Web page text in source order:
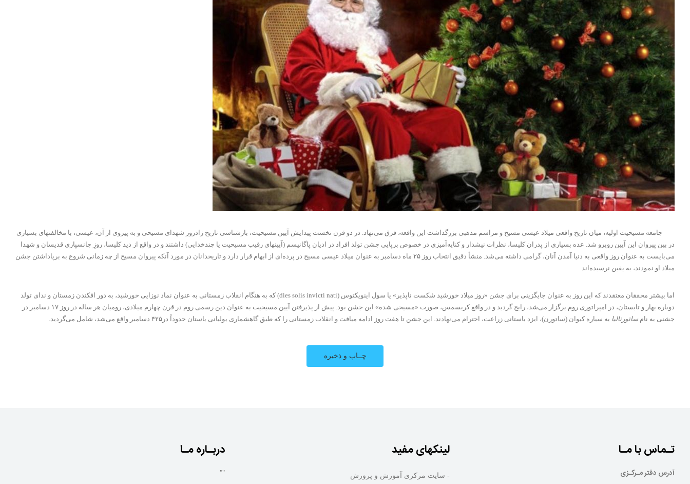
جامعه مسیحیت اولیه، میان تاریخ واقعی میلاد عیسی مسیح و مراسم مذهبی بزرگداشت این واقعه، فرق می‌نهاد. در دو قرن نخست پیدایش آیین مسیحیت، بازشناسی تاریخ زادروز شهدای مسیحی و به پیروی از آن، عیسی، با مخالفتهای بسیاری
در بین پیروان این آیین روبرو شد. عده بسیاری از پدران کلیسا، نظرات نیشدار و کنایه‌آمیزی در خصوص برپایی جشن تولد افراد در ادیان پاگانیسم (آیینهای رقیب مسیحیت یا چندخدایی) داشتند و در واقع از دید کلیسا، روزِ جانسپاری قدیسان و شهدا
می‌بایست به عنوان روز واقعی به دنیا آمدن آنان، گرامی داشته می‌شد. منشأ دقیق انتخاب روز ۲۵ ماه دسامبر به عنوان میلاد عیسی مسیح در پرده‌ای از ابهام قرار دارد و تاریخدانان در مورد آنکه پیروان مسیح از چه زمانی شروع به برپاداشتن جشن
میلاد او نمودند، به یقین نرسیده‌اند.
اما بیشتر محققان معتقدند که این روز به عنوان جایگزینی برای جشن «روز میلاد خورشید شکست ناپذیر» یا سول اینویکتوس (dies solis invicti nati) که به هنگام انقلاب زمستانی به عنوان نماد نوزایی خورشید، به دور افکندن زمستان و ندای تولد
دوباره بهار و تابستان، در امپراتوری روم برگزار می‌شد، رایج گردید و در واقع کریسمس، صورت «مسیحی شده» این جشن بود. پیش از پذیرفتن آیین مسیحیت به عنوان دین رسمی روم در قرن چهارم میلادی، رومیان هر ساله در روز ۱۷ دسامبر در
جشنی به نام ساتورنالیا به سیاره کیوان (ساتورن)، ایزد باستانی زراعت، احترام می‌نهادند. این جشن تا هفت روز ادامه میافت و انقلاب زمستانی را که طبق گاهشماری یولیانی باستان حدوداً در۴۲۵ دسامبر واقع می‌شد، شامل می‌گردید.
دربـاره مـا
""
لینکهای مفید
- سایت مرکزی آموزش و پرورش
تـماس با مـا
آدرس دفتر مـرکـزی